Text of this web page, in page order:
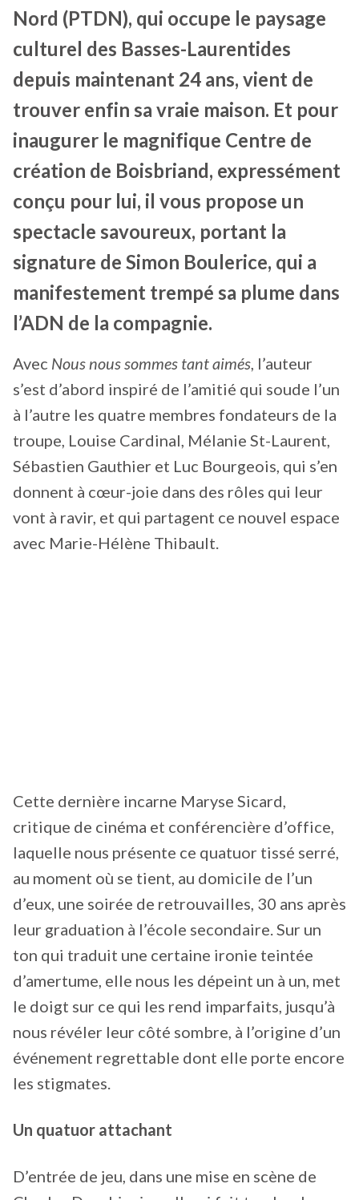
Nord (PTDN), qui occupe le paysage
culturel des Basses-Laurentides
depuis maintenant 24 ans, vient de
trouver enfin sa vraie maison. Et pour
inaugurer le magnifique Centre de
création de Boisbriand, expressément
conçu pour lui, il vous propose un
spectacle savoureux, portant la
signature de Simon Boulerice, qui a
manifestement trempé sa plume dans
l’ADN de la compagnie.
Avec Nous nous sommes tant aimés , l’auteur
s’est d’abord inspiré de l’amitié qui soude l’un
à l’autre les quatre membres fondateurs de la
troupe, Louise Cardinal, Mélanie St-Laurent,
Sébastien Gauthier et Luc Bourgeois, qui s’en
donnent à cœur-joie dans des rôles qui leur
vont à ravir, et qui partagent ce nouvel espace
avec Marie-Hélène Thibault.
Cette dernière incarne Maryse Sicard,
critique de cinéma et conférencière d’office,
laquelle nous présente ce quatuor tissé serré,
au moment où se tient, au domicile de l’un
d’eux, une soirée de retrouvailles, 30 ans après
leur graduation à l’école secondaire. Sur un
ton qui traduit une certaine ironie teintée
d’amertume, elle nous les dépeint un à un, met
le doigt sur ce qui les rend imparfaits, jusqu’à
nous révéler leur côté sombre, à l’origine d’un
événement regrettable dont elle porte encore
les stigmates.
Un quatuor attachant
D’entrée de jeu, dans une mise en scène de